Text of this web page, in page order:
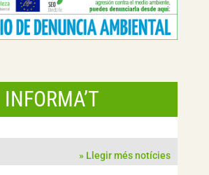
INFORMA’T
» Llegir més notícies